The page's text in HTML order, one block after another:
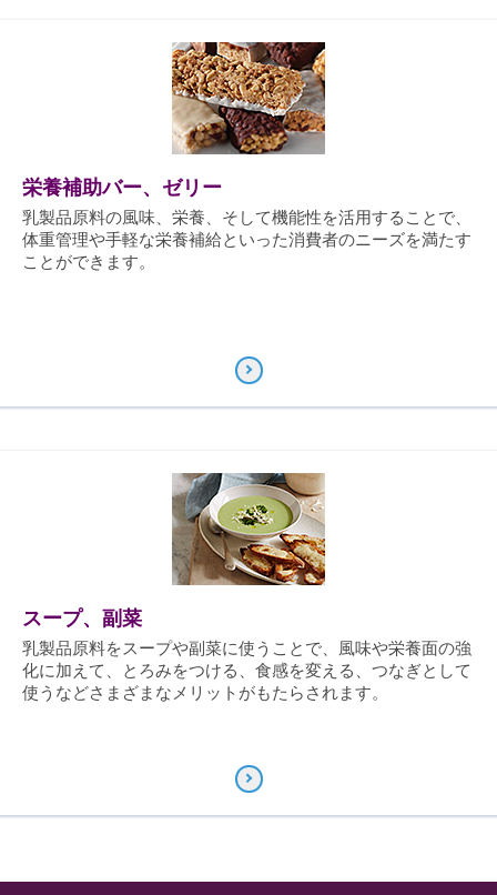
栄養補助バー、ゼリー
乳製品原料の風味、栄養、そして機能性を活用することで、
体重管理や手軽な栄養補給といった消費者のニーズを満たす
ことができます。
スープ、副菜
乳製品原料をスープや副菜に使うことで、風味や栄養面の強
化に加えて、とろみをつける、食感を変える、つなぎとして
使うなどさまざまなメリットがもたらされます。